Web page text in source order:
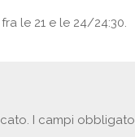
le 21 e le 24/24:30.
I campi